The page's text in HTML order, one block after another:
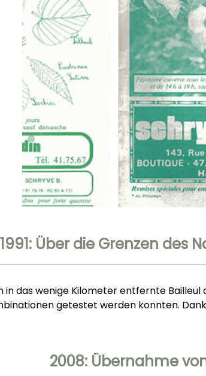
1991: Über die Grenzen des
das wenige Kilometer entfernte
getestet werden konnten.
2008: Übernahme